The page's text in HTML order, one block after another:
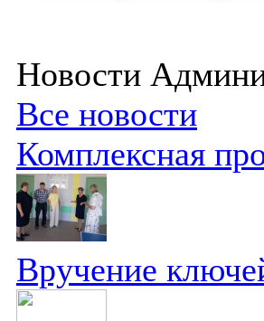
Новости
Все новости
Комплексная
Вручение